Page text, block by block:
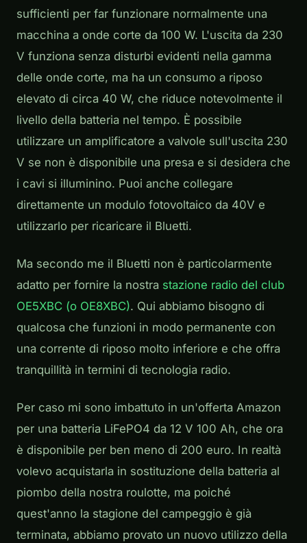
sufficienti per far funzionare normalmente una
macchina a onde corte da 100 W. L'uscita da 230
V funziona senza disturbi evidenti nella gamma
delle onde corte, ma ha un consumo a riposo
elevato di circa 40 W, che riduce notevolmente il
livello della batteria nel tempo. È possibile
utilizzare un amplificatore a valvole sull'uscita 230
V se non è disponibile una presa e si desidera che
i cavi si illuminino. Puoi anche collegare
direttamente un modulo fotovoltaico da 40V e
utilizzarlo per ricaricare il Bluetti.
Ma secondo me il Bluetti non è particolarmente
adatto per fornire la nostra stazione radio del club
OE5XBC (o OE8XBC). Qui abbiamo bisogno di
qualcosa che funzioni in modo permanente con
una corrente di riposo molto inferiore e che offra
tranquillità in termini di tecnologia radio.
Per caso mi sono imbattuto in un'offerta Amazon
per una batteria LiFePO4 da 12 V 100 Ah, che ora
è disponibile per ben meno di 200 euro. In realtà
volevo acquistarla in sostituzione della batteria al
piombo della nostra roulotte, ma poiché
quest'anno la stagione del campeggio è già
terminata, abbiamo provato un nuovo utilizzo della